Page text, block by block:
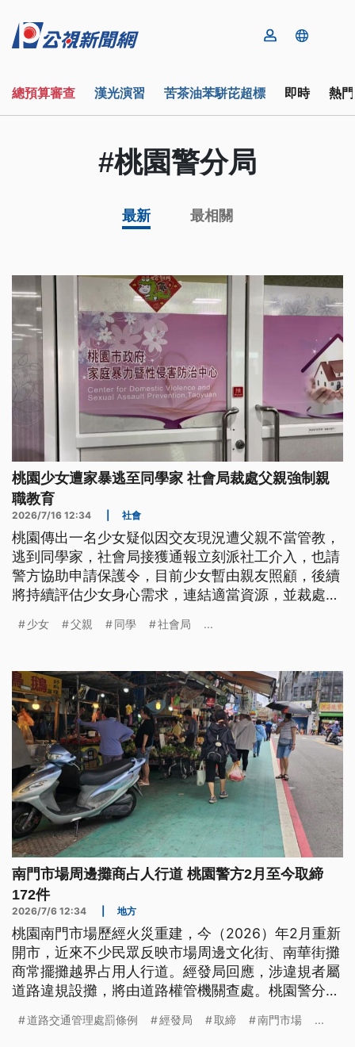
總預算審查 漢光演習 苦茶油苯駢芘超標 即時 熱
#桃園警分局
最新 最相關
桃園少女遭家暴逃至同學家 社會局裁處父親強制親
職教育
2026/7/16 12:34 社會
桃園傳出一名少女疑似因交友現況遭父親不當管教，
逃到同學家，社會局接獲通報立刻派社工介入，也請
警方協助申請保護令，目前少女暫由親友照顧，後續
將持續評估少女身心需求，連結適當資源，並裁處父
少女 父親 同學 社會局 ...
南門市場周邊攤商占人行道 桃園警方2月至今取締
172件
2026/7/6 12:34 地方
桃園南門市場歷經火災重建，今（2026）年2月重新
開市，近來不少民眾反映市場周邊文化街、南華街攤
商常擺攤越界占用人行道。經發局回應，涉違規者屬
道路違規設攤，將由道路權管機關查處。桃園警分局
警力加強巡邏。
道路交通管理處罰條例 經發局 取締 南門市場 ...